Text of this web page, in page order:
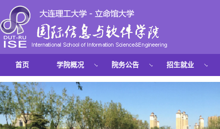
首页 学院概况 院务公告 招生就业